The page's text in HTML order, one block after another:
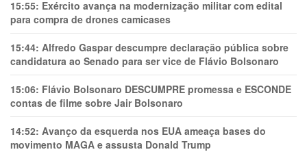
15:55: Exército avança na modernização militar com edital
para compra de drones camicases
15:44: Alfredo Gaspar descumpre declaração pública sobre
candidatura ao Senado para ser vice de Flávio Bolsonaro
15:06: Flávio Bolsonaro DESCUMPRE promessa e ESCONDE
contas de filme sobre Jair Bolsonaro
14:52: Avanço da esquerda nos EUA ameaça bases do
movimento MAGA e assusta Donald Trump